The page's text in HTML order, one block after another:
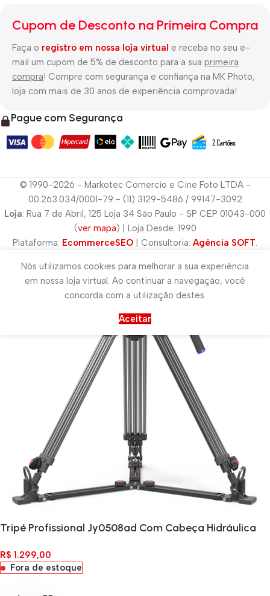
Cupom de Desconto na Primeira Compra
Faça o registro em nossa loja virtual e receba no seu e-
mail um cupom de 5% de desconto para a sua primeira
compra! Compre com segurança e confiança na MK Photo,
loja com mais de 30 anos de experiência comprovada!
Pague com Segurança
© 1990-2026 - Markotec Comercio e Cine Foto LTDA -
00.263.034/0001-79 - (11) 3129-5486 / 99147-3092
Loja: Rua 7 de Abril, 125 Loja 34 São Paulo - SP CEP 01043-000
(ver mapa) | Loja Desde: 1990
Plataforma: EcommerceSEO | Consultoria: Agência SOFT.
Nós utilizamos cookies para melhorar a sua experiência
em nossa loja virtual. Ao continuar a navegação, você
concorda com a utilização destes.
Aceitar
Tripé Profissional Jy0508ad Com Cabeça Hidráulica
R$ 1.299,00
Fora de estoque